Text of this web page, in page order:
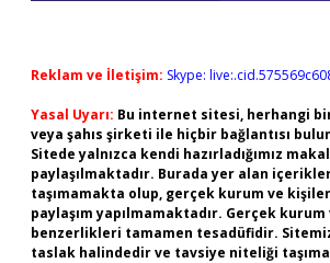
Reklam ve İletişim: Skype:
Yasal Uyarı: Bu internet sitesi, herhangi
veya şahıs şirketi ile hiçbir bağlantısı
Sitede yalnızca kendi hazırladığımız
paylaşılmaktadır. Burada yer alan
taşımamakta olup, gerçek kurum ve
paylaşım yapılmamaktadır. Gerçek
benzerlikleri tamamen tesadüfidir.
taslak halindedir ve tavsiye niteliği